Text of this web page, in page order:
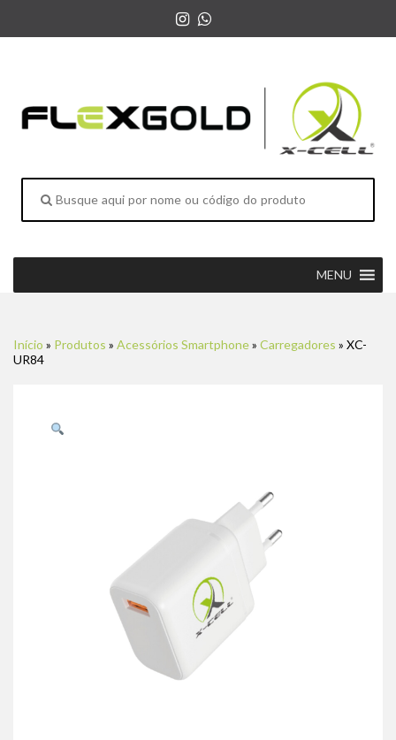
MENU
Início » Produtos » Acessórios Smartphone» Carregadores » XC-
UR84